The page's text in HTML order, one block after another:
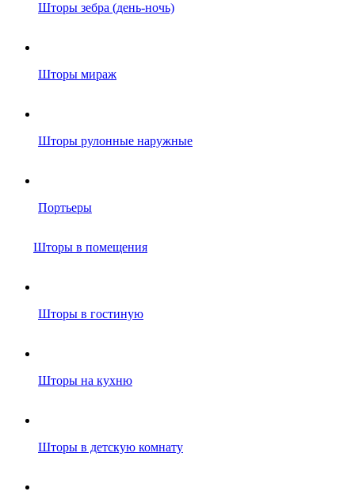
Шторы зебра (день-ночь)
Шторы мираж
Шторы рулонные наружные
Портьеры
Шторы в помещения
Шторы в гостиную
Шторы на кухню
Шторы в детскую комнату